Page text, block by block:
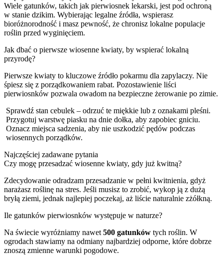
Wiele gatunków, takich jak pierwiosnek lekarski, jest pod ochroną
w stanie dzikim. Wybierając legalne źródła, wspierasz
bioróżnorodność i masz pewność, że chronisz lokalne populacje
roślin przed wyginięciem.
Jak dbać o pierwsze wiosenne kwiaty, by wspierać lokalną
przyrodę?
Pierwsze kwiaty to kluczowe źródło pokarmu dla zapylaczy. Nie
śpiesz się z porządkowaniem rabat. Pozostawienie liści
pierwiosnków pozwala owadom na bezpieczne żerowanie po zimie.
Sprawdź stan cebulek – odrzuć te miękkie lub z oznakami pleśni.
Przygotuj warstwę piasku na dnie dołka, aby zapobiec gniciu.
Oznacz miejsca sadzenia, aby nie uszkodzić pędów podczas
wiosennych porządków.
Najczęściej zadawane pytania
Czy mogę przesadzać wiosenne kwiaty, gdy już kwitną?
Zdecydowanie odradzam przesadzanie w pełni kwitnienia, gdyż
narażasz roślinę na stres. Jeśli musisz to zrobić, wykop ją z dużą
bryłą ziemi, jednak najlepiej poczekaj, aż liście naturalnie zżółkną.
Ile gatunków pierwiosnków występuje w naturze?
Na świecie wyróżniamy nawet 500 gatunków tych roślin. W
ogrodach stawiamy na odmiany najbardziej odporne, które dobrze
znoszą zmienne warunki pogodowe.